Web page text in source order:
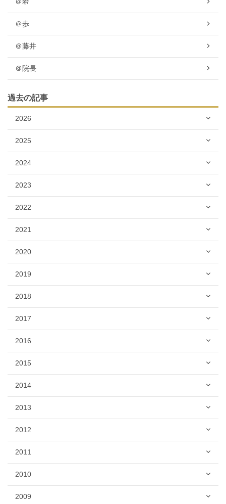
＠希
＠歩
＠藤井
＠院長
過去の記事
2026
2025
2024
2023
2022
2021
2020
2019
2018
2017
2016
2015
2014
2013
2012
2011
2010
2009